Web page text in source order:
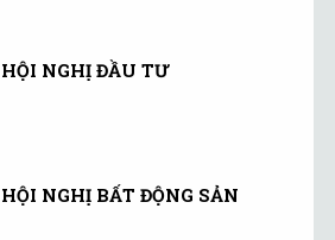
HỘI NGHỊ ĐẦU TƯ
HỘI NGHỊ BẤT ĐỘNG SẢN